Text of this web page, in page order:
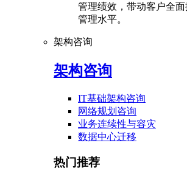
管理绩效，带动客户全
管理水平。
架构咨询
架构咨询
IT基础架构咨询
网络规划咨询
业务连续性与容灾
数据中心迁移
热门推荐